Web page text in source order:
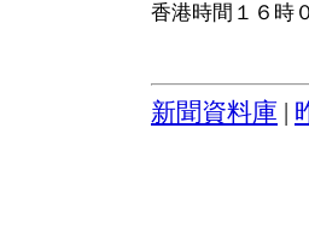
香港時間１６時
新聞資料庫